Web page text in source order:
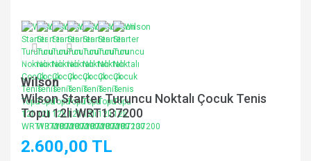
Wilson
Wilson Starter Turuncu Noktalı Çocuk Tenis
Topu 12li WRT137200
2.600,00 TL